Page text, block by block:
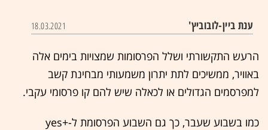
ענת ביין-לובוביץ' 18.03.2021
הרעש התקשורתי ושלל הפרסומות שמצויות בימים אלה
באוויר, ממשיכים לתת יתרון משמעותי מבחינת קשב
למפרסמים הגדולים או לכאלה שיש להם קו פרסומי עקבי.
כמו בשבוע שעבר, כך גם השבוע הפרסומת ל-+yes